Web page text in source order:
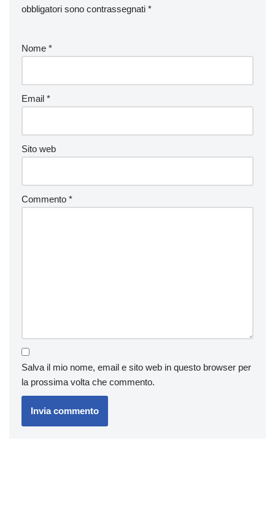
obbligatori sono contrassegnati *
Nome *
Email *
Sito web
Commento *
Salva il mio nome, email e sito web in questo browser per
la prossima volta che commento.